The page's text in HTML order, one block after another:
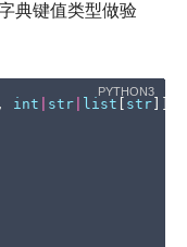
典键值类型做验
, int str list str